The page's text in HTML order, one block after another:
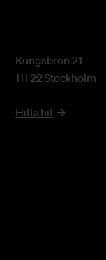
Kungsbron 21
111 22 Stockholm
Hitta hit